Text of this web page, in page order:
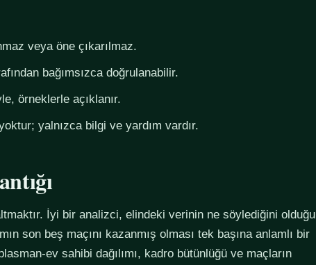
veya öne çıkarılmaz.
bağımsızca doğrulanabilir.
örneklerle açıklanır.
yalnızca bilgi ve yardım vardır.
İyi bir analizci, elindeki verinin ne söylediğini olduğu
son beş maçını kazanmış olması tek başına anlamlı bir
ev sahibi dağılımı, kadro bütünlüğü ve maçların